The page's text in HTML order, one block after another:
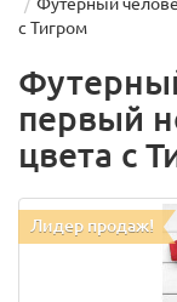
с Тигром
первый
цвета с
Лидер продаж!